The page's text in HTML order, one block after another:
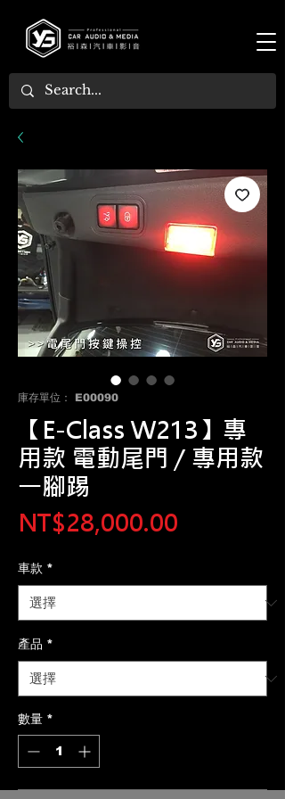
庫存單位： E00090
【E-Class W213】專
用款 電動尾門 / 專用款
一腳踢
NT$28,000.00
車款 *
產品 *
數量 *